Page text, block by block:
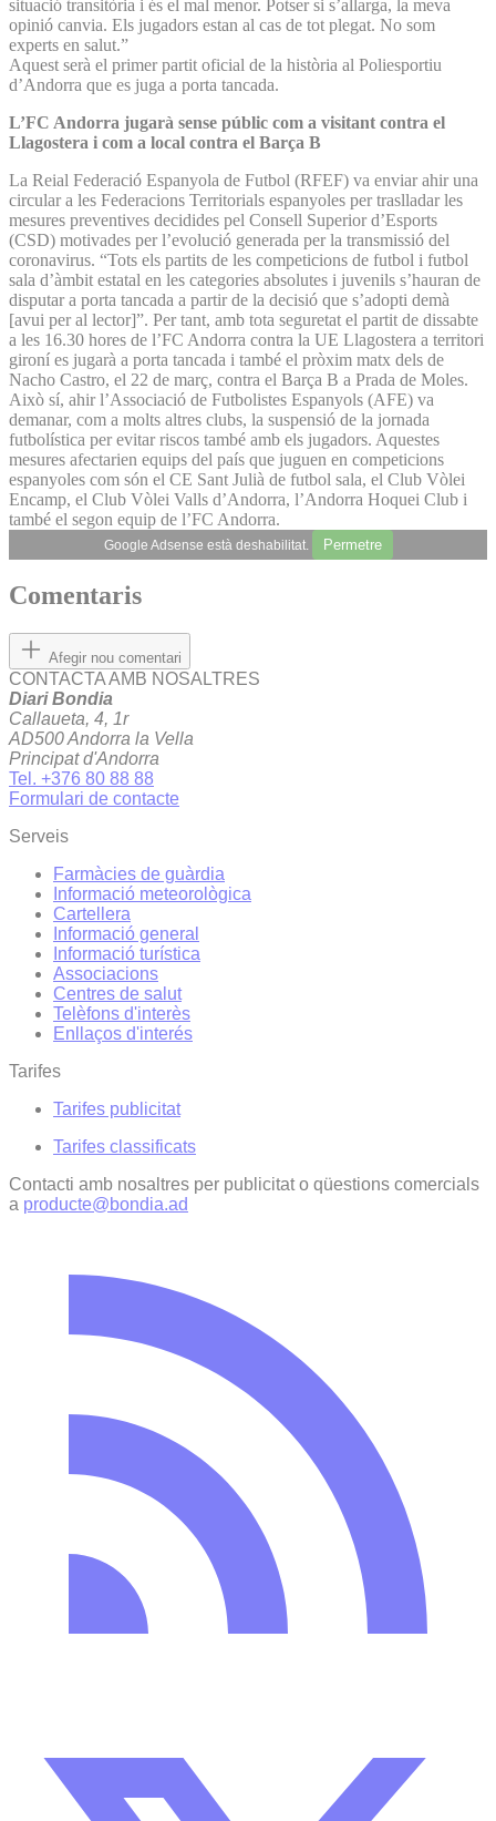
situació transitòria i és el mal menor. Potser si s’allarga, la meva
opinió canvia. Els jugadors estan al cas de tot plegat. No som
experts en salut.”
Aquest serà el primer partit oficial de la història al Poliesportiu
d’Andorra que es juga a porta tancada.
L’FC Andorra jugarà sense públic com a visitant contra el
Llagostera i com a local contra el Barça B
La Reial Federació Espanyola de Futbol (RFEF) va enviar ahir una
circular a les Federacions Territorials espanyoles per traslladar les
mesures preventives decidides pel Consell Superior d’Esports
(CSD) motivades per l’evolució generada per la transmissió del
coronavirus. “Tots els partits de les competicions de futbol i futbol
sala d’àmbit estatal en les categories absolutes i juvenils s’hauran de
disputar a porta tancada a partir de la decisió que s’adopti demà
[avui per al lector]”. Per tant, amb tota seguretat el partit de dissabte
a les 16.30 hores de l’FC Andorra contra la UE Llagostera a territori
gironí es jugarà a porta tancada i també el pròxim matx dels de
Nacho Castro, el 22 de març, contra el Barça B a Prada de Moles.
Això sí, ahir l’Associació de Futbolistes Espanyols (AFE) va
demanar, com a molts altres clubs, la suspensió de la jornada
futbolística per evitar riscos també amb els jugadors. Aquestes
mesures afectarien equips del país que juguen en competicions
espanyoles com són el CE Sant Julià de futbol sala, el Club Vòlei
Encamp, el Club Vòlei Valls d’Andorra, l’Andorra Hoquei Club i
també el segon equip de l’FC Andorra.
Google Adsense està deshabilitat. Permetre
Comentaris
Afegir nou comentari
CONTACTA AMB NOSALTRES
Diari Bondia
Callaueta, 4, 1r
AD500 Andorra la Vella
Principat d'Andorra
Tel. +376 80 88 88
Formulari de contacte
Serveis
Farmàcies de guàrdia
Informació meteorològica
Cartellera
Informació general
Informació turística
Associacions
Centres de salut
Telèfons d'interès
Enllaços d'interés
Tarifes
Tarifes publicitat
Tarifes classificats
Contacti amb nosaltres per publicitat o qüestions comercials
a producte@bondia.ad